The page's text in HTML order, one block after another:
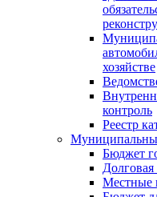
хозяйстве
контроль
Реестр
Бюджет
Местные